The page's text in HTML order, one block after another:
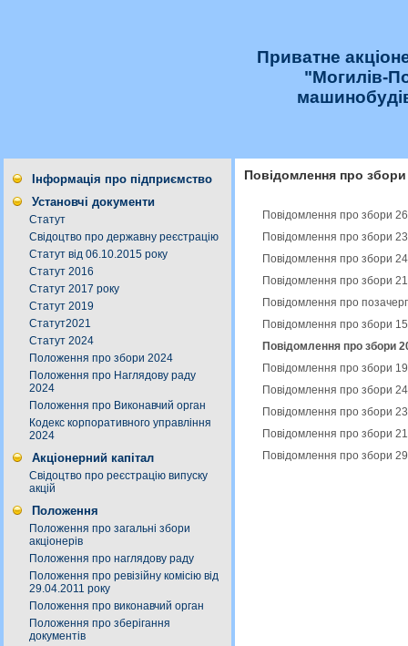
Приватне
"Могилів-
Інформація про підприємство
Установчі документи
Статут
Свідоцтво про державну реєстрацію
Статут від 06.10.2015 року
Статут 2016
Статут 2017 року
Статут 2019
Статут2021
Статут 2024
Положення про збори 2024
Положення про Наглядову раду
2024
Положення про Виконавчий орган
Кодекс корпоративного управління
2024
Акціонерний капітал
Свідоцтво про реєстрацію випуску
акцій
Положення
Положення про загальні збори
акціонерів
Положення про наглядову раду
Положення про ревізійну комісію від
29.04.2011 року
Положення про виконавчий орган
Положення про зберігання
документів
Повідомлення про збори
Повідомлення про збори
Повідомлення про збори
Повідомлення про збори
Повідомлення про збори
Повідомлення про
Повідомлення про збори
Повідомлення про збори
Повідомлення про збори
Повідомлення про збори
Повідомлення про збори
Повідомлення про збори
Повідомлення про збори